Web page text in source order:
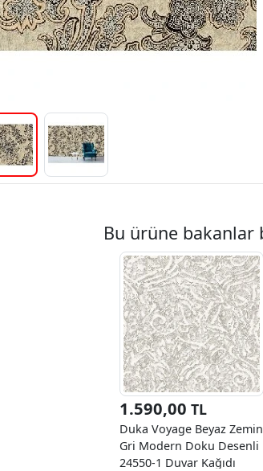
Bu ürüne bakanlar
1.590,00 TL
Duka Voyage Beyaz Zemin
Gri Modern Doku Desenli
24550-1 Duvar Kağıdı